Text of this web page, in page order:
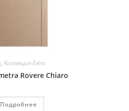
, Коллекция Extro
Rovere Chiaro
Подробнее